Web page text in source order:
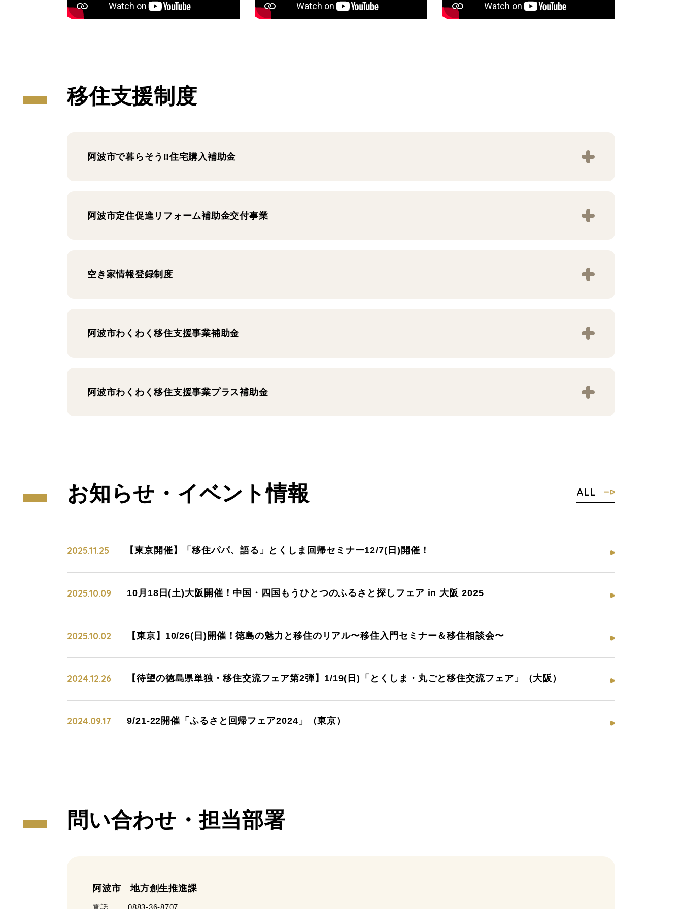
移住支援制度
阿波市で暮らそう‼住宅購入補助金
阿波市定住促進リフォーム補助金交付事業
空き家情報登録制度
阿波市わくわく移住支援事業補助金
阿波市わくわく移住支援事業プラス補助金
お知らせ・ イベント情報 ALL
2025.11.25 【東京開催】「移住パパ、語る」とくしま回帰セミナー12/7(日)開催！
2025.10.09 10月18日(土)大阪開催！中国・四国もうひとつのふるさと探しフェア in 大阪 2025
2025.10.02 【東京】10/26(日)開催！徳島の魅力と移住のリアル〜移住入門セミナー＆移住相談会〜
2024.12.26 【待望の徳島県単独・移住交流フェア第2弾】1/19(日)「とくしま・丸ごと移住交流フェア」（大阪）
2024.09.17 9/21-22開催「ふるさと回帰フェア2024」（東京）
問い合わせ・担当部署
阿波市 地方創生推進課